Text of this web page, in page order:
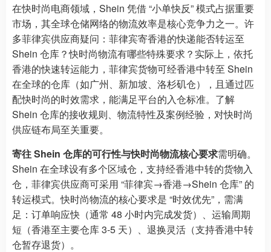
在快时尚电商领域，Shein 凭借 “小单快反” 模式占据重要
市场，其全球仓储网络的物流效率是核心竞争力之一。许
多菲律宾供应商疑问：菲律宾寄香港的快递能否转运至
Shein 仓库？快时尚物流有哪些特殊要求？实际上，依托
香港的快速转运能力，菲律宾货物可经香港中转至 Shein
在全球的仓库（如广州、新加坡、洛杉矶仓），且通过匹
配快时尚的时效需求，能满足平台的入仓标准。了解
Shein 仓库的接收规则、物流特性及案例经验，对快时尚
供应链布局至关重要。
寄往 Shein 仓库的可行性与快时尚物流核心要求需明确。
Shein 在全球设有多个区域仓，支持经香港中转的货物入
仓，菲律宾供应商可采用 “菲律宾→香港→Shein 仓库” 的
转运模式。快时尚物流的核心要求是 “时效优先”，需满
足：订单响应快（通常 48 小时内完成发货）、运输周期
短（香港至主要仓库 3-5 天）、退换灵活（支持香港中转
仓暂存退货）。